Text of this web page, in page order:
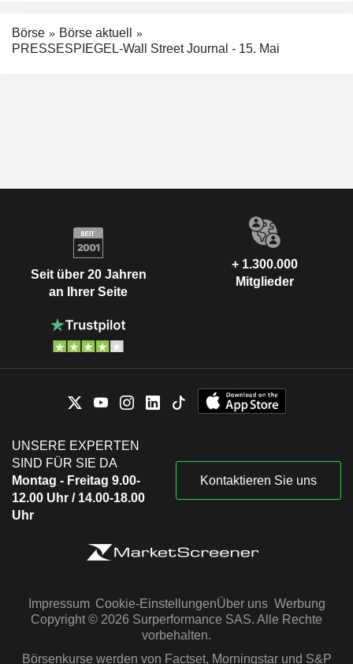
Börse
Börse aktuell
PRESSESPIEGEL-Wall Street Journal - 15. Mai
Seit über 20 Jahren
an Ihrer Seite
+ 1.300.000
Mitglieder
UNSERE EXPERTEN
SIND FÜR SIE DA
Montag - Freitag 9.00-
12.00 Uhr / 14.00-18.00
Uhr
Kontaktieren Sie uns
Impressum Cookie-EinstellungenÜber uns Werbung
Copyright © 2026 Surperformance SAS. Alle Rechte
vorbehalten.
Börsenkurse werden von Factset, Morningstar und S&P